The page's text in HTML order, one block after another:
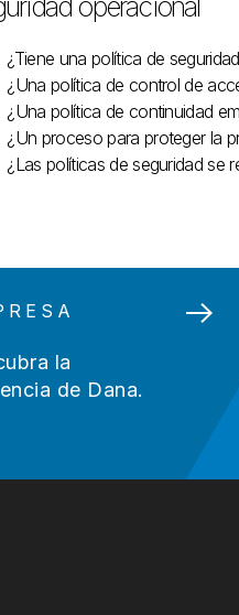
operacional
¿Tiene una política de
¿Una política de control de
¿Una política de continuidad
¿Un proceso para proteger la
¿Las políticas de seguridad se
la
de Dana.